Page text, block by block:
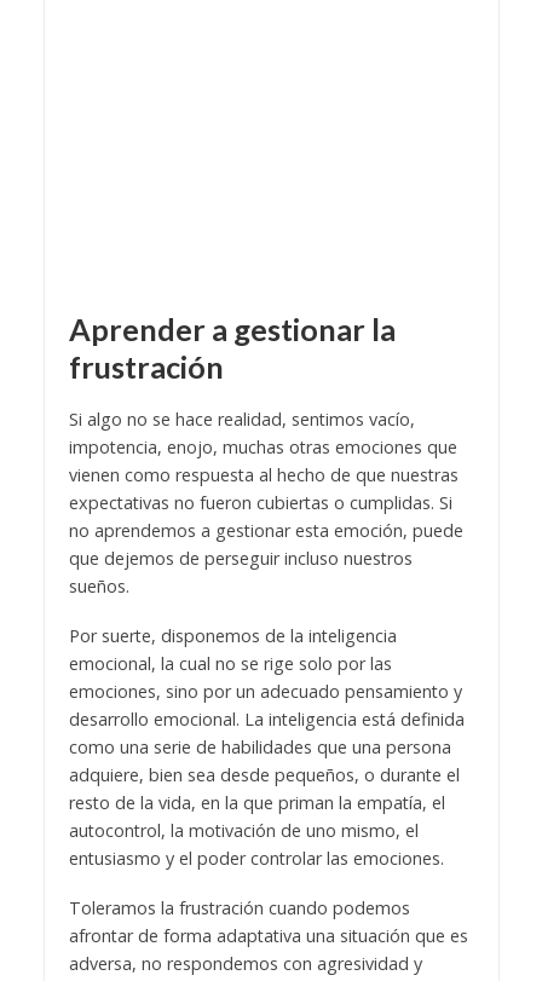
Aprender a gestionar la
frustración
Si algo no se hace realidad, sentimos vacío,
impotencia, enojo, muchas otras emociones que
vienen como respuesta al hecho de que nuestras
expectativas no fueron cubiertas o cumplidas. Si
no aprendemos a gestionar esta emoción, puede
que dejemos de perseguir incluso nuestros
sueños.
Por suerte, disponemos de la inteligencia
emocional, la cual no se rige solo por las
emociones, sino por un adecuado pensamiento y
desarrollo emocional. La inteligencia está definida
como una serie de habilidades que una persona
adquiere, bien sea desde pequeños, o durante el
resto de la vida, en la que priman la empatía, el
autocontrol, la motivación de uno mismo, el
entusiasmo y el poder controlar las emociones.
Toleramos la frustración cuando podemos
afrontar de forma adaptativa una situación que es
adversa, no respondemos con agresividad y